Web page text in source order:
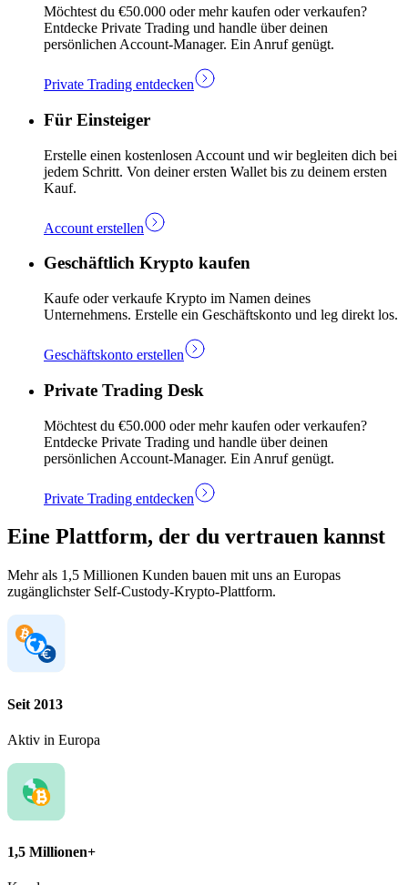
Möchtest du €50.000 oder mehr kaufen oder verkaufen?
Entdecke Private Trading und handle über deinen
persönlichen Account-Manager. Ein Anruf genügt.
Private Trading entdecken
Für Einsteiger
Erstelle einen kostenlosen Account und wir begleiten dich bei
jedem Schritt. Von deiner ersten Wallet bis zu deinem ersten
Kauf.
Account erstellen
Geschäftlich Krypto kaufen
Kaufe oder verkaufe Krypto im Namen deines
Unternehmens. Erstelle ein Geschäftskonto und leg direkt los.
Geschäftskonto erstellen
Private Trading Desk
Möchtest du €50.000 oder mehr kaufen oder verkaufen?
Entdecke Private Trading und handle über deinen
persönlichen Account-Manager. Ein Anruf genügt.
Private Trading entdecken
Eine Plattform, der du vertrauen kannst
Mehr als 1,5 Millionen Kunden bauen mit uns an Europas
zugänglichster Self-Custody-Krypto-Plattform.
Seit 2013
Aktiv in Europa
1,5 Millionen+